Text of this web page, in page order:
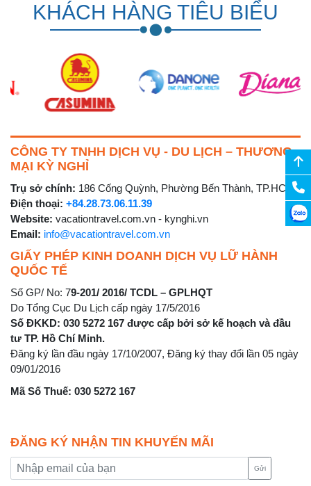
KHÁCH HÀNG TIÊU BIỂU
CÔNG TY TNHH DỊCH VỤ - DU LỊCH – THƯƠNG
MẠI KỲ NGHỈ
Trụ sở chính: 186 Cống Quỳnh, Phường Bến Thành, TP.HCM
Điện thoại: +84.28.73.06.11.39
Website: vacationtravel.com.vn - kynghi.vn
Email: info@vacationtravel.com.vn
GIẤY PHÉP KINH DOANH DỊCH VỤ LỮ HÀNH
QUỐC TẾ
Số GP/ No: 79-201/ 2016/ TCDL – GPLHQT
Do Tổng Cục Du Lịch cấp ngày 17/5/2016
Số ĐKKD: 030 5272 167 được cấp bởi sở kế hoạch và đầu
tư TP. Hồ Chí Minh.
Đăng ký lần đầu ngày 17/10/2007, Đăng ký thay đổi lần 05 ngày
09/01/2016
Mã Số Thuế: 030 5272 167
ĐĂNG KÝ NHẬN TIN KHUYẾN MÃI
Gửi